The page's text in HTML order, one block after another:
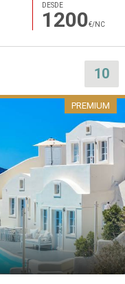
DESDE
1200€/NC
10
PREMIUM